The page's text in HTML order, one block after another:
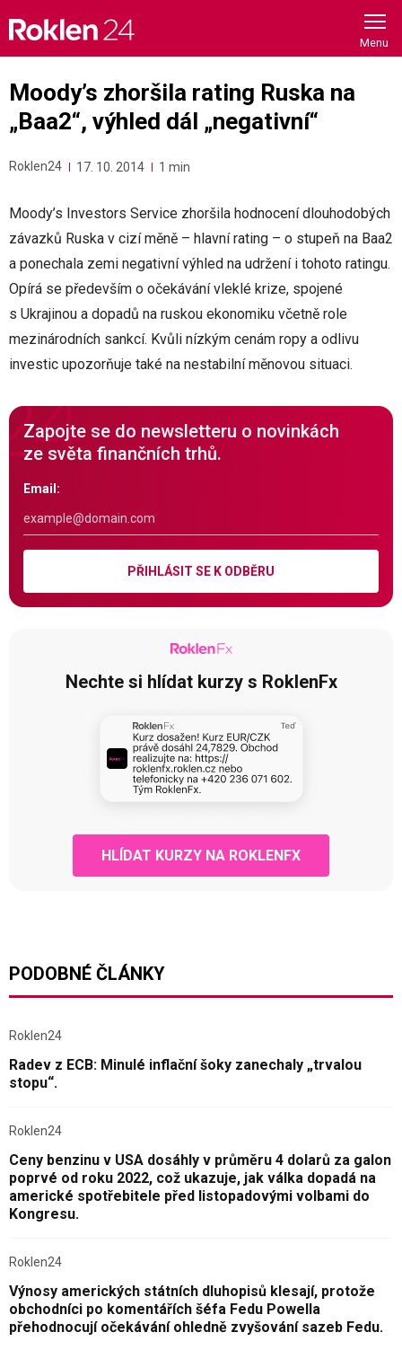
content
Moody’s zhoršila rating Ruska na
„Baa2“, výhled dál „negativní“
Roklen24 17. 10. 2014 1 min
Moody’s Investors Service zhoršila hodnocení dlouhodobých
závazků Ruska v cizí měně – hlavní rating – o stupeň na Baa2
a ponechala zemi negativní výhled na udržení i tohoto ratingu.
Opírá se především o očekávání vleklé krize, spojené
s Ukrajinou a dopadů na ruskou ekonomiku včetně role
mezinárodních sankcí. Kvůli nízkým cenám ropy a odlivu
investic upozorňuje také na nestabilní měnovou situaci.
Zapojte se do newsletteru o novinkách
ze světa finančních trhů.
Email:
PŘIHLÁSIT SE K ODBĚRU
Nechte si hlídat kurzy s RoklenFx
HLÍDAT KURZY NA ROKLENFX
PODOBNÉ ČLÁNKY
Roklen24
Radev z ECB: Minulé inflační šoky zanechaly „trvalou
stopu“.
Roklen24
Ceny benzinu v USA dosáhly v průměru 4 dolarů za galon
poprvé od roku 2022, což ukazuje, jak válka dopadá na
americké spotřebitele před listopadovými volbami do
Kongresu.
Roklen24
Výnosy amerických státních dluhopisů klesají, protože
obchodníci po komentářích šéfa Fedu Powella
přehodnocují očekávání ohledně zvyšování sazeb Fedu.